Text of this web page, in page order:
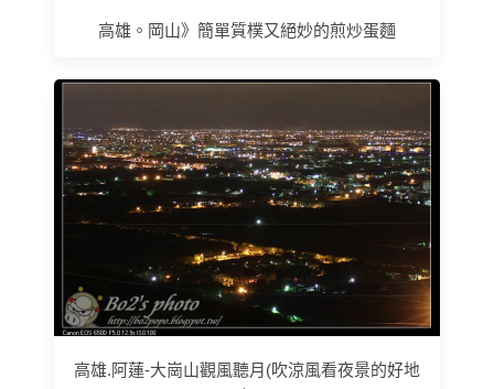
高雄。岡山》簡單質樸又絕妙的煎炒蛋麵
高雄.阿蓮-大崗山觀風聽月(吹涼風看夜景的好地